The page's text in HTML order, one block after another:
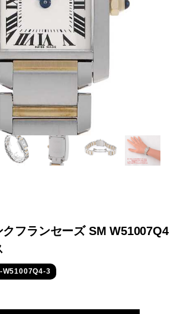
カルティエ
フランセーズ SM W51007Q4
W51007Q4-3